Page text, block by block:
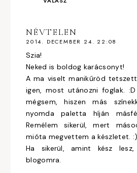
NÉVTELEN
2014. DECEMBER 24. 22:08
Szia!
Neked is boldog karácsonyt!
A ma viselt manikűröd
igen, most utánozni foglak.
mégsem, hiszen más
nyomda paletta híján
Remélem sikerül, mert
mióta megvettem a készletet. :)
Ha sikerül, amint kész
blogomra.